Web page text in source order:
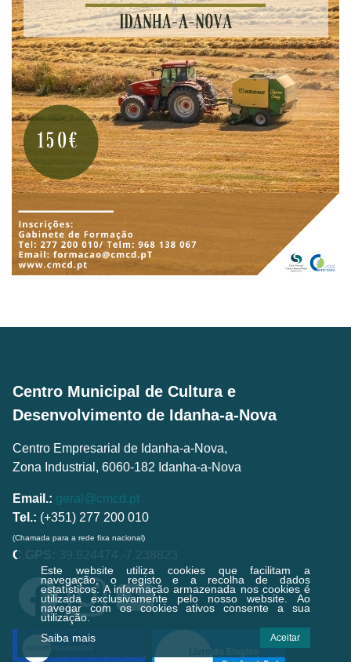
Este website utiliza cookies que facilitam a
navegação, o registo e a recolha de dados
estatísticos.A informação armazenada nos cookies é
utilizada exclusivamente pelo nosso website. Ao
navegar com os cookies ativos consente a sua
utilização.
Saiba mais
Aceitar
Centro Municipal de Cultura e
Desenvolvimento de Idanha-a-Nova
Centro Empresarial de Idanha-a-Nova,
Zona Industrial, 6060-182 Idanha-a-Nova
Email.: geral@cmcd.pt
Tel.: (+351) 277 200 010
(Chamada para a rede fixa nacional)
C.GPS: 39.924474,-7.238823